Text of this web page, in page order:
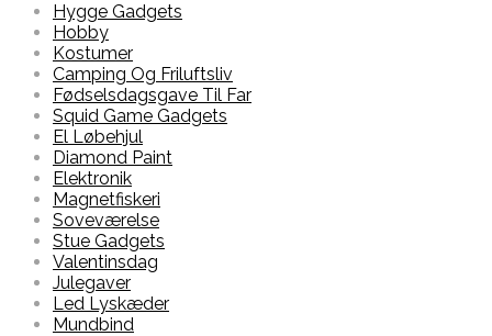
Hygge Gadgets
Hobby
Kostumer
Camping Og Friluftsliv
Fødselsdagsgave Til Far
Squid Game Gadgets
El Løbehjul
Diamond Paint
Elektronik
Magnetfiskeri
Soveværelse
Stue Gadgets
Valentinsdag
Julegaver
Led Lyskæder
Mundbind